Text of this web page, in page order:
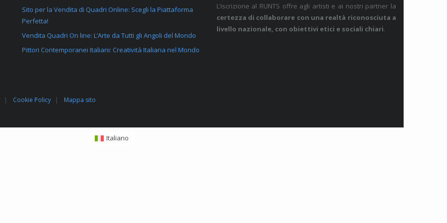
Sito per la Vendita di Quadri Online: Scegli la Piattaforma
Perfetta!
Vendita Quadri On line: L’Arte da Tutti gli Angoli del Mondo
Pittori Contemporanei Italiani: Creatività Italiana nel Mondo
L’iscrizione al RUNTS offre agli artisti e ai nostri partner la
certezza di collaborare con una realtà riconosciuta a
livello nazionale, con obiettivi etici e sociali chiari.
Cookie Policy Mappa sito
Italiano